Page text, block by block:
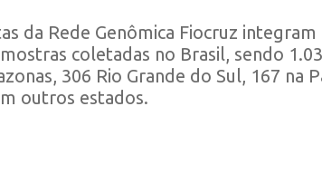
da Rede Genômica Fiocruz
coletadas no Brasil, sendo
306 Rio Grande do Sul, 167 na
outros estados.